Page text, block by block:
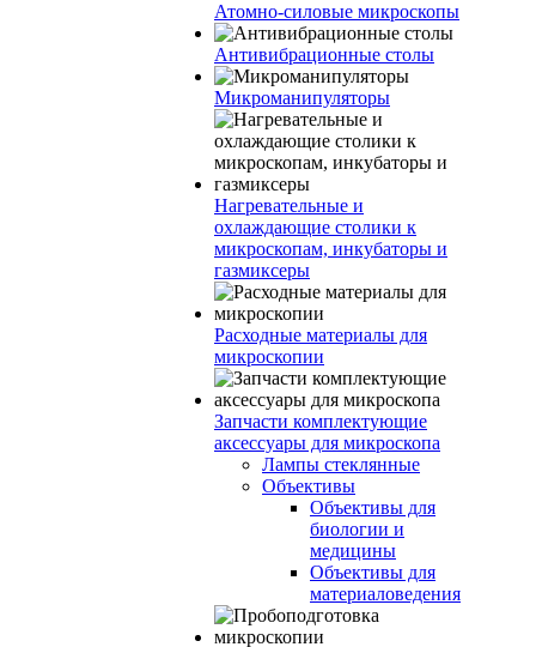
Атомно-силовые микроскопы
Антивибрационные столы
Микроманипуляторы
Нагревательные и
охлаждающие столики к
микроскопам, инкубаторы и
газмиксеры
Расходные материалы для
микроскопии
Запчасти комплектующие
аксессуары для микроскопа
Лампы стеклянные
Объективы
Объективы для
биологии и
медицины
Объективы для
материаловедения